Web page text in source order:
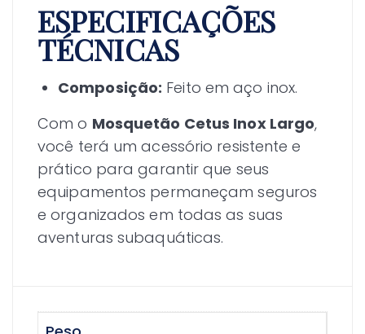
ESPECIFICAÇÕES
TÉCNICAS
Composição: Feito em aço inox.
Com o Mosquetão Cetus Inox Largo,
você terá um acessório resistente e
prático para garantir que seus
equipamentos permaneçam seguros
e organizados em todas as suas
aventuras subaquáticas.